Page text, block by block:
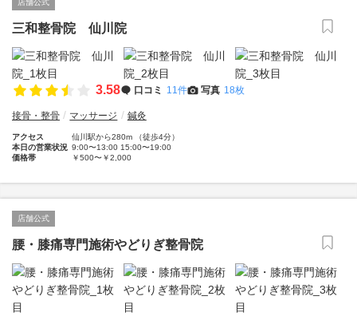
店舗公式
三和整骨院 仙川院
3.58 口コミ 11件 写真 18枚
接骨・整骨 マッサージ 鍼灸
アクセス
仙川駅から280m （徒歩4分）
本日の営業状況 9:00〜13:00 15:00〜19:00
価格帯
￥500〜￥2,000
店舗公式
腰・膝痛専門施術やどりぎ整骨院